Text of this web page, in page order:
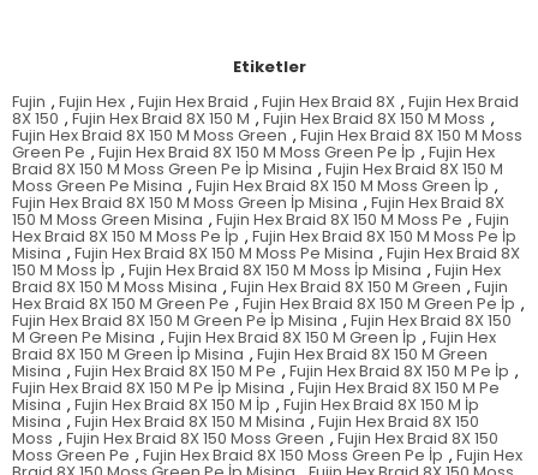
Etiketler
Fujin , Fujin Hex , Fujin Hex Braid , Fujin Hex Braid 8X , Fujin Hex Braid
8X 150 , Fujin Hex Braid 8X 150 M , Fujin Hex Braid 8X 150 M Moss ,
Fujin Hex Braid 8X 150 M Moss Green , Fujin Hex Braid 8X 150 M Moss
Green Pe , Fujin Hex Braid 8X 150 M Moss Green Pe İp , Fujin Hex
Braid 8X 150 M Moss Green Pe İp Misina , Fujin Hex Braid 8X 150 M
Moss Green Pe Misina , Fujin Hex Braid 8X 150 M Moss Green İp ,
Fujin Hex Braid 8X 150 M Moss Green İp Misina , Fujin Hex Braid 8X
150 M Moss Green Misina , Fujin Hex Braid 8X 150 M Moss Pe , Fujin
Hex Braid 8X 150 M Moss Pe İp , Fujin Hex Braid 8X 150 M Moss Pe İp
Misina , Fujin Hex Braid 8X 150 M Moss Pe Misina , Fujin Hex Braid 8X
150 M Moss İp , Fujin Hex Braid 8X 150 M Moss İp Misina , Fujin Hex
Braid 8X 150 M Moss Misina , Fujin Hex Braid 8X 150 M Green , Fujin
Hex Braid 8X 150 M Green Pe , Fujin Hex Braid 8X 150 M Green Pe İp ,
Fujin Hex Braid 8X 150 M Green Pe İp Misina , Fujin Hex Braid 8X 150
M Green Pe Misina , Fujin Hex Braid 8X 150 M Green İp , Fujin Hex
Braid 8X 150 M Green İp Misina , Fujin Hex Braid 8X 150 M Green
Misina , Fujin Hex Braid 8X 150 M Pe , Fujin Hex Braid 8X 150 M Pe İp ,
Fujin Hex Braid 8X 150 M Pe İp Misina , Fujin Hex Braid 8X 150 M Pe
Misina , Fujin Hex Braid 8X 150 M İp , Fujin Hex Braid 8X 150 M İp
Misina , Fujin Hex Braid 8X 150 M Misina , Fujin Hex Braid 8X 150
Moss , Fujin Hex Braid 8X 150 Moss Green , Fujin Hex Braid 8X 150
Moss Green Pe , Fujin Hex Braid 8X 150 Moss Green Pe İp , Fujin Hex